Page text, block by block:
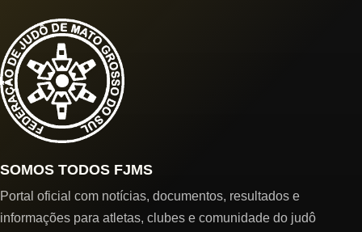
SOMOS TODOS FJMS
Portal oficial com notícias, documentos, resultados e
informações para atletas, clubes e comunidade do judô